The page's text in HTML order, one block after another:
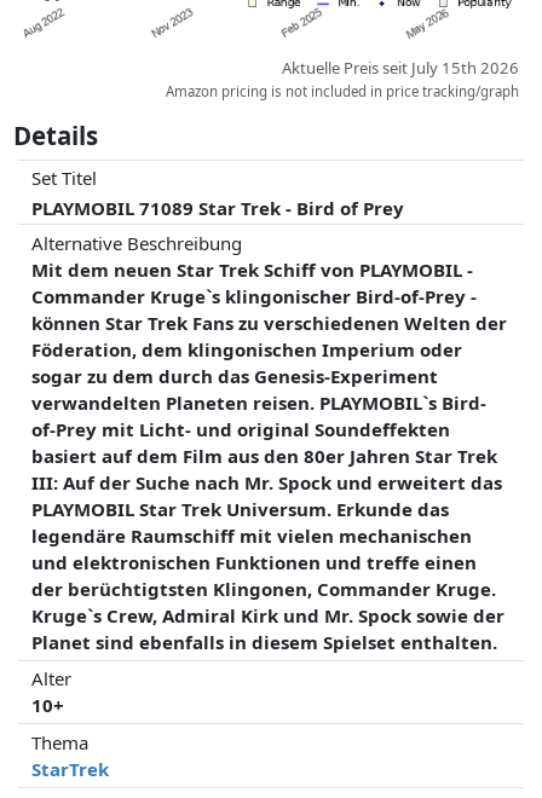
- Mit Bodenplatte zum Aufstellen sowie Haken und Kordeln
- Bodenplatte mit Aufbewahrungsfach für die
Elektronische Features:
- Elektronikmodul im Heckbereich mit vier Tastenfunktionen:
Grüne Taste: Einschaltknopf und Ambiente-Modus
Schwarze Taste: Feuersequenz
Silberne Taste: Wiedergabe klingonischer Ausrufe
Blaue Taste: Antriebssounds und -effekte
- Mit versteckter Klappe im Rumpf für den USB-C Anschluss
- Automatische Abschaltung des Raumschiffs im
Dauerstrombetrieb nach zwei Stunden
- Mit vier verschiedenen Monitorscheiben zum Abspielen von
Licht- und Soundsquenzen
Graphik Monitor 1: U.S.S. Enterprise
Graphik Monitor 2: Kirk
Graphik Monitor 3: U.S.S. Grissom
Graphik Monitor 4: Genesis Device
Aktuelle Preis seit July 15th 2026
Amazon pricing is not included in price tracking/graph
Details
Set Titel
PLAYMOBIL 71089 Star Trek - Bird of Prey
Alternative Beschreibung
Mit dem neuen Star Trek Schiff von PLAYMOBIL -
Commander Kruge`s klingonischer Bird-of-Prey -
können Star Trek Fans zu verschiedenen Welten der
Föderation, dem klingonischen Imperium oder
sogar zu dem durch das Genesis-Experiment
verwandelten Planeten reisen. PLAYMOBIL`s Bird-
of-Prey mit Licht- und original Soundeffekten
basiert auf dem Film aus den 80er Jahren Star Trek
III: Auf der Suche nach Mr. Spock und erweitert das
PLAYMOBIL Star Trek Universum. Erkunde das
legendäre Raumschiff mit vielen mechanischen
und elektronischen Funktionen und treffe einen
der berüchtigtsten Klingonen, Commander Kruge.
Kruge`s Crew, Admiral Kirk und Mr. Spock sowie der
Planet sind ebenfalls in diesem Spielset enthalten.
Alter
10+
Thema
StarTrek